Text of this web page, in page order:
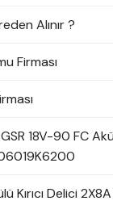
Alınır ?
Firması
18V-90 FC
Kırıcı Delici